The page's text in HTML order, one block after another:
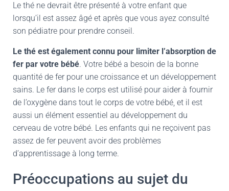
Le thé ne devrait être présenté à votre enfant que
lorsqu’il est assez âgé et après que vous ayez consulté
son pédiatre pour prendre conseil.
Le thé est également connu pour limiter l’absorption de
fer par votre bébé. Votre bébé a besoin de la bonne
quantité de fer pour une croissance et un développement
sains. Le fer dans le corps est utilisé pour aider à fournir
de l’oxygène dans tout le corps de votre bébé, et il est
aussi un élément essentiel au développement du
cerveau de votre bébé. Les enfants qui ne reçoivent pas
assez de fer peuvent avoir des problèmes
d’apprentissage à long terme.
Préoccupations au sujet du